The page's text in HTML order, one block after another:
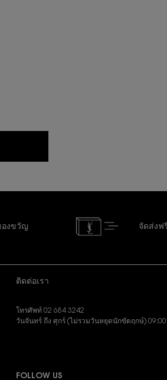
ฟ 50+ พีเอ++++
องขวัญ จัดส่งฟ
ติดต่อเรา
โทรศัพท์ 02 684 3242
วันจันทร์ ถึง ศุกร์ (ไม่รวมวันหยุดนักขัตฤกษ์) 09:00
FOLLOW US